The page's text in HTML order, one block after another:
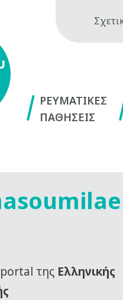
ΡΕΥΜΑΤΙΚΕΣ
ΠΑΘΗΣΕΙΣ
της Ελληνικής